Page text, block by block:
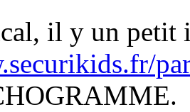
il y un petit